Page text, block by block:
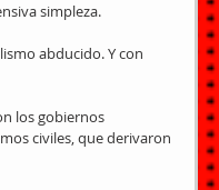
simpleza.
abducido. Y con
los gobiernos
civiles, que derivaron